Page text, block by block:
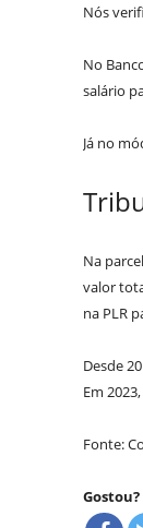
Nós
No
salário
Já no
Na
valor
na PLR
Desde
Em
Fonte: